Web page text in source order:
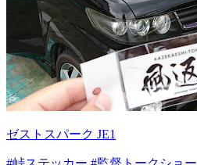
ゼストスパーク JE1